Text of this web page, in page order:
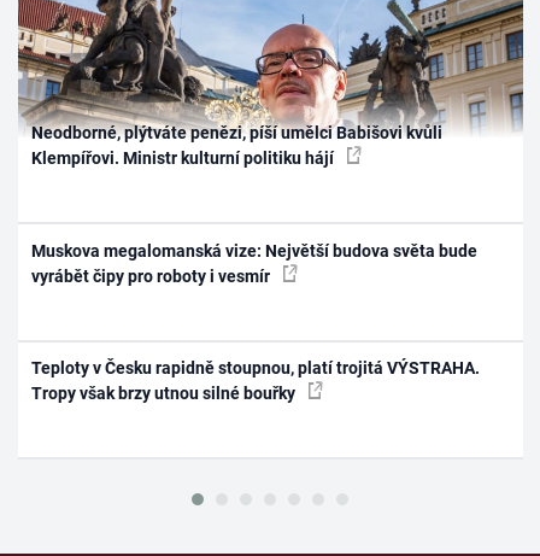
Neodborné, plýtváte penězi, píší umělci Babišovi kvůli
Klempířovi. Ministr kulturní politiku hájí
Muskova megalomanská vize: Největší budova světa bude
vyrábět čipy pro roboty i vesmír
Teploty v Česku rapidně stoupnou, platí trojitá VÝSTRAHA.
Tropy však brzy utnou silné bouřky